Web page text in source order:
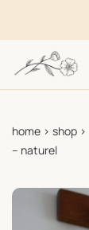
home > shop >
– naturel